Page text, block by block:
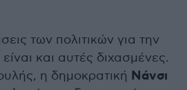
των πολιτικών για την
και αυτές διχασμένες.
η δημοκρατική Νάνσι